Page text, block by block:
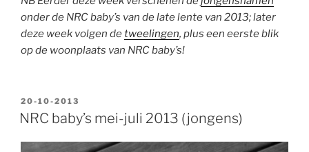
onder de NRC baby’s van de late lente van 2013; later
deze week volgen detweelingen, plus een eerste blik
op de woonplaats van NRC baby’s!
GEPLAATST
OP
20-10-2013
NRC baby’s mei-juli 2013 (jongens)